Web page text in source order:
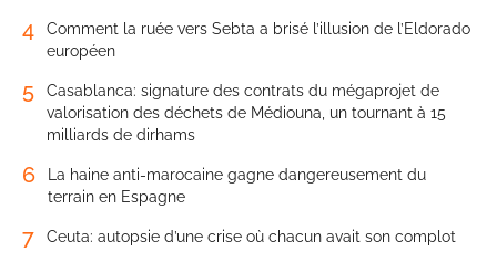
4
Comment la ruée vers Sebta a brisé l’illusion de l’Eldorado
européen
5
Casablanca: signature des contrats du mégaprojet de
valorisation des déchets de Médiouna, un tournant à 15
milliards de dirhams
6
La haine anti-marocaine gagne dangereusement du
terrain en Espagne
7 Ceuta: autopsie d’une crise où chacun avait son complot